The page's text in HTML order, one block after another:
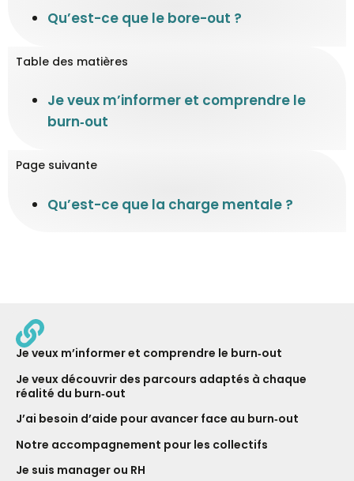
Qu’est-ce que le bore-out ?
Table des matières
Je veux m’informer et comprendre le
burn‑out
Page suivante
Qu’est-ce que la charge mentale ?
Je veux m’informer et comprendre le burn‑out
Je veux découvrir des parcours adaptés à chaque
réalité du burn‑out
J’ai besoin d’aide pour avancer face au burn‑out
Notre ac­com­pagne­ment pour les collectifs
Je suis manager ou RH